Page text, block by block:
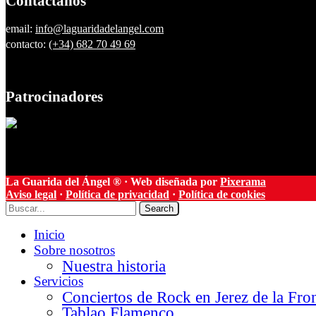
email: info@laguaridadelangel.com
contacto: (+34) 682 70 49 69
Patrocinadores
La Guarida del Ángel ® · Web diseñada por Pixerama
Aviso legal · Política de privacidad · Política de cookies
Search
Inicio
Sobre nosotros
Nuestra historia
Servicios
Conciertos de Rock en Jerez de la